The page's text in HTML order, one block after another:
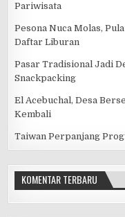
Pariwisata
Pesona Nuca Molas,
Daftar Liburan
Pasar Tradisional Jadi
Snackpacking
El Acebuchal, Desa
Kembali
Taiwan Perpanjang
KOMENTAR TERBARU